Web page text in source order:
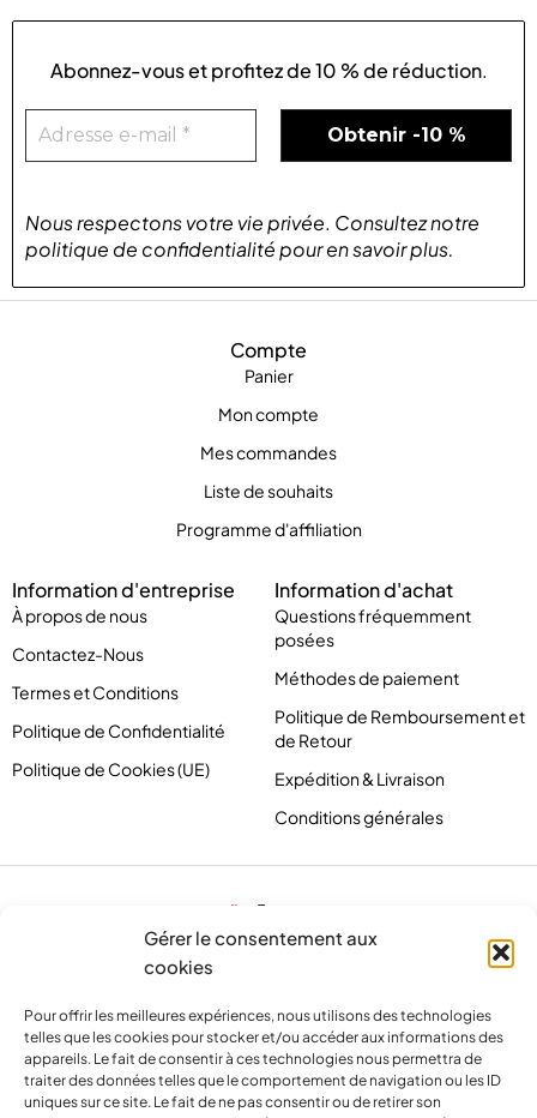
Gérer le consentement aux
cookies
Pour offrir les meilleures expériences, nous utilisons des technologies
telles que les cookies pour stocker et/ou accéder aux informations des
appareils. Le fait de consentir à ces technologies nous permettra de
traiter des données telles que le comportement de navigation ou les ID
uniques sur ce site. Le fait de ne pas consentir ou de retirer son
Compte
Panier
Mon compte
Mes commandes
Liste de souhaits
Programme d'affiliation
Information d'entreprise
À propos de nous
Contactez-Nous
Termes et Conditions
Politique de Confidentialité
Politique de Cookies (UE)
Information d'achat
Questions fréquemment
posées
Méthodes de paiement
Politique de Remboursement et
de Retour
Expédition & Livraison
Conditions générales
Abonnez-vous et profitez de10 % de réduction.
Nous respectons votre vie privée. Consultez notre
politique de confidentialitépouren savoir plus.